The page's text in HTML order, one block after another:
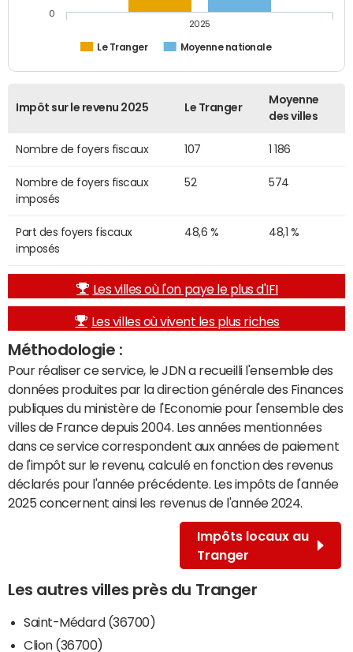
Le Tranger Moyenne nationale
2025
0
Impôt sur le revenu 2025 Le Tranger
Moyenne
des villes
Nombre de foyers fiscaux 107 1 186
Nombre de foyers fiscaux
imposés
52 574
Part des foyers fiscaux
imposés
48,6 % 48,1 %
Les villes où l'on paye le plus d'IFI
Les villes où vivent les plus riches
Méthodologie :
Pour réaliser ce service, le JDN a recueilli l'ensemble des
données produites par la direction générale des Finances
publiques du ministère de l'Economie pour l'ensemble des
villes de France depuis 2004. Les années mentionnées
dans ce service correspondent aux années de paiement
de l'impôt sur le revenu, calculé en fonction des revenus
déclarés pour l'année précédente. Les impôts de l'année
2025 concernent ainsi les revenus de l'année 2024.
Impôts locaux au
Tranger
Les autres villes près du Tranger
Saint-Médard (36700)
Clion (36700)